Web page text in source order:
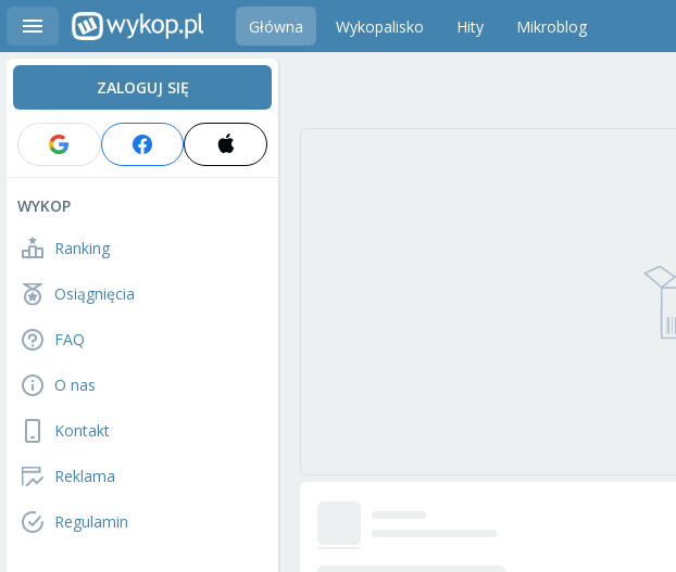
Główna Wykopalisko Hity Mikroblog
ZALOGUJ SIĘ
WYKOP
Ranking
Osiągnięcia
FAQ
O nas
Kontakt
Reklama
Regulamin